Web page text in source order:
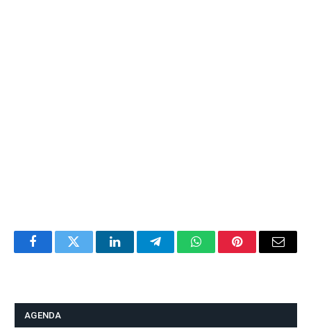
FacebookTwitter LinkedInTelegramWhatsAppPinterestEmail
AGENDA